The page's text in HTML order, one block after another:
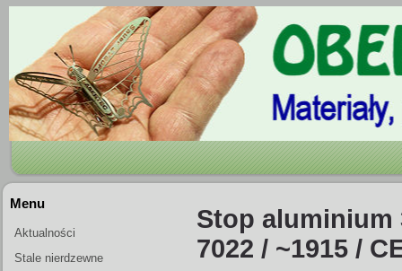
Menu
Aktualności
Stale nierdzewne
Stop aluminium
7022 / ~1915 /